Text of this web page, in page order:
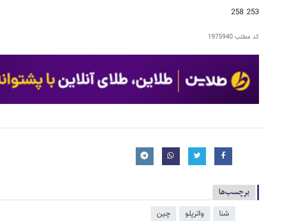
253 258
کد مطلب1975940
برچسب‌ها
شنا واترپلو چین